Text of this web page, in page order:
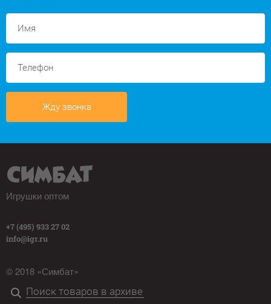
Жду звонка
Игрушки оптом
+7 (495) 933 27 02
info@igr.ru
© 2018 «Симбат»